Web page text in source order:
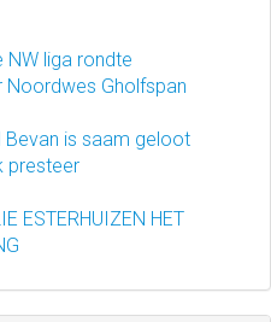
NW liga rondte
Noordwes Gholfspan
Bevan is saam geloot
presteer
ESTERHUIZEN HET